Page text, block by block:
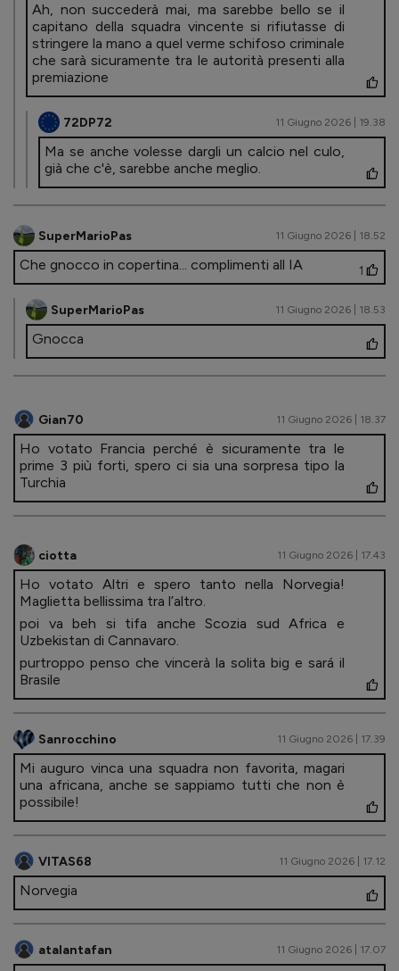
Ah, non succederà mai, ma sarebbe bello se il
capitano della squadra vincente si rifiutasse di
stringere la mano a quel verme schifoso criminale
che sarà sicuramente tra le autorità presenti alla
premiazione
72DP72 11 Giugno 2026 | 19.38
Ma se anche volesse dargli un calcio nel culo,
già che c'è, sarebbe anche meglio.
SuperMarioPas 11 Giugno 2026 | 18.52
Che gnocco in copertina... complimenti all IA 1
SuperMarioPas 11 Giugno 2026 | 18.53
Gnocca
Gian70 11 Giugno 2026 | 18.37
Ho votato Francia perché è sicuramente tra le
prime 3 più forti, spero ci sia una sorpresa tipo la
Turchia
ciotta 11 Giugno 2026 | 17.43
Ho votato Altri e spero tanto nella Norvegia!
Maglietta bellissima tra l’altro.
poi va beh si tifa anche Scozia sud Africa e
Uzbekistan di Cannavaro.
purtroppo penso che vincerà la solita big e sará il
Brasile
Sanrocchino 11 Giugno 2026 | 17.39
Mi auguro vinca una squadra non favorita, magari
una africana, anche se sappiamo tutti che non è
possibile!
VITAS68 11 Giugno 2026 | 17.12
Norvegia
atalantafan 11 Giugno 2026 | 17.07